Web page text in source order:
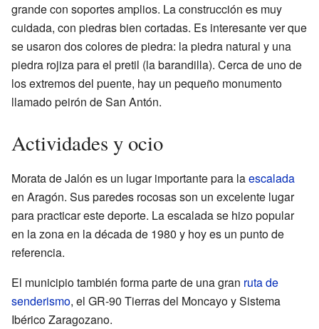
grande con soportes amplios. La construcción es muy
cuidada, con piedras bien cortadas. Es interesante ver que
se usaron dos colores de piedra: la piedra natural y una
piedra rojiza para el pretil (la barandilla). Cerca de uno de
los extremos del puente, hay un pequeño monumento
llamado peirón de San Antón.
Actividades y ocio
Morata de Jalón es un lugar importante para laescalada
en Aragón. Sus paredes rocosas son un excelente lugar
para practicar este deporte. La escalada se hizo popular
en la zona en la década de 1980 y hoy es un punto de
referencia.
El municipio también forma parte de una gran ruta de
senderismo, el GR-90 Tierras del Moncayo y Sistema
Ibérico Zaragozano.